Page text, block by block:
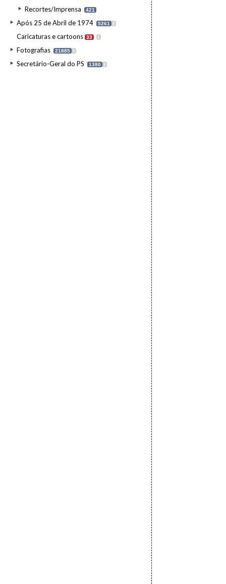
Recortes/Imprensa 421
Após 25 de Abril de 1974 5261 I
Caricaturas e cartoons 33 I
Fotografias 21885 I
Secretário-Geral do PS 1380 I